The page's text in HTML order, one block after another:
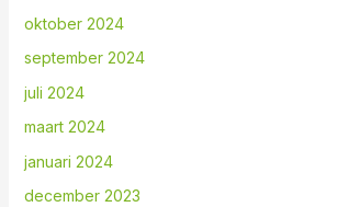
oktober 2024
september 2024
juli 2024
maart 2024
januari 2024
december 2023